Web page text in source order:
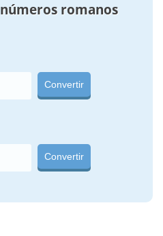
números romanos
Convertir
Convertir